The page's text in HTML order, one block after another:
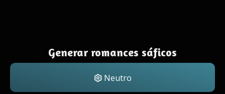
Generar romances sáficos
Neutro